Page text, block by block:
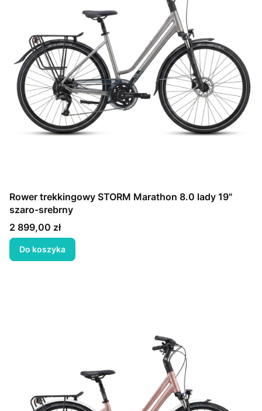
Rower trekkingowy STORM Marathon 8.0 lady 19"
szaro-srebrny
Cena
2 899,00 zł
Do koszyka